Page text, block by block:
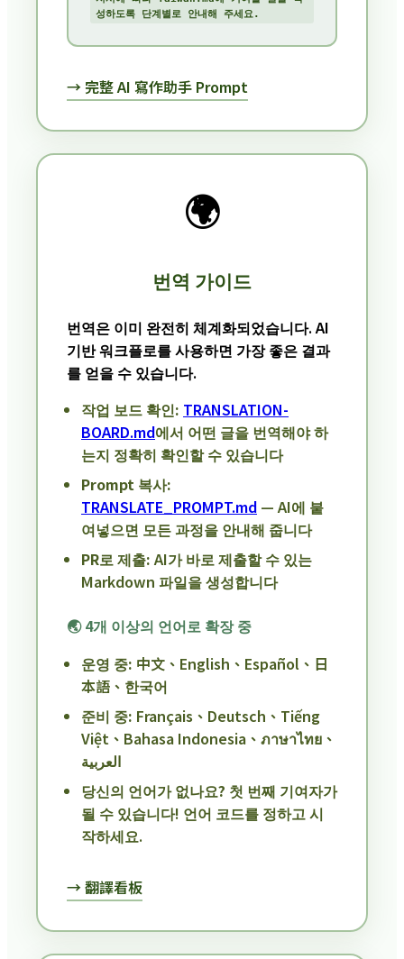
성하도록 단계별로 안내해 주세요.
→ 完整 AI 寫作助手 Prompt
🌍
번역 가이드
번역은 이미 완전히 체계화되었습니다. AI
기반 워크플로를 사용하면 가장 좋은 결과
를 얻을 수 있습니다.
작업 보드 확인: TRANSLATION-
BOARD.md에서 어떤 글을 번역해야 하
는지 정확히 확인할 수 있습니다
Prompt 복사:
TRANSLATE_PROMPT.md — AI에 붙
여넣으면 모든 과정을 안내해 줍니다
PR로 제출:AI가 바로 제출할 수 있는
Markdown 파일을 생성합니다
🌏 4개 이상의 언어로 확장 중
운영 중: 中文、English、Español、日
本語、한국어
준비 중: Français、Deutsch、Tiếng
Việt、Bahasa Indonesia、ภาษาไทย、
العربية
당신의 언어가 없나요? 첫 번째 기여자가
될 수 있습니다! 언어 코드를 정하고 시
작하세요.
→ 翻譯看板